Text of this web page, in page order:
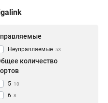
Неуправляемые 53
количество
5 10
6 8